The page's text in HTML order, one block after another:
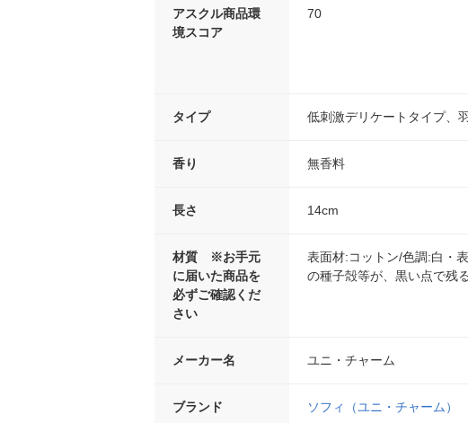
アスクル商品環
境スコア
70
タイプ 低刺激デリケートタイプ、
香り 無香料
長さ 14cm
材質 ※お手元
に届いた商品を
必ずご確認くだ
さい
表面材:コットン/色調:白・
の種子殻等が、黒い点で残
メーカー名 ユニ・チャーム
ブランド ソフィ（ユニ・チャーム）